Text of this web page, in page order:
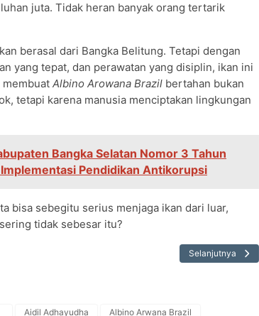
juta. Tidak heran banyak orang tertarik
berasal dari Bangka Belitung. Tetapi dengan
yang tepat, dan perawatan yang disiplin, ikan ini
Albino Arowana Brazil bertahan bukan
tetapi karena manusia menciptakan lingkungan
Bangka Selatan Nomor 3 Tahun
Pendidikan Antikorupsi
bisa sebegitu serius menjaga ikan dari luar,
tidak sebesar itu?
Selanjutnya
Aidil Adhayudha Albino Arwana Brazil